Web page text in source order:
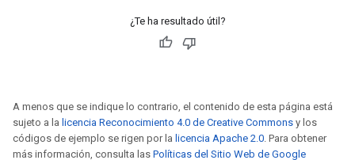
¿Te ha resultado útil?
A menos que se indique lo contrario, el contenido de esta página está
sujeto a la licencia Reconocimiento 4.0 de Creative Commons y los
códigos de ejemplo se rigen por la licencia Apache 2.0. Para obtener
más información, consulta las Políticas del Sitio Web de Google